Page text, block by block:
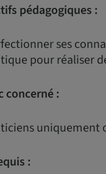
pédagogiques :
ses
pour réaliser
concerné :
uniquement
: